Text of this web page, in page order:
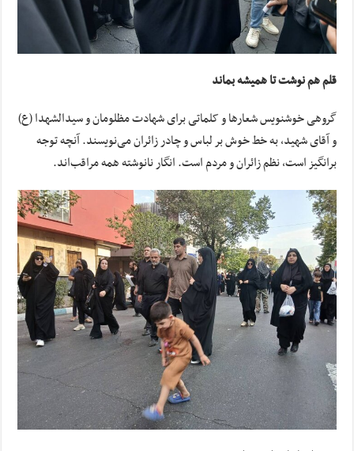
قلم هم نوشت تا همیشه بماند
گروهی خوشنویس شعارها و کلماتی برای شهادت مظلومان و سیدالشهدا (ع)
و آقای شهید، به خط خوش بر لباس و چادر زائران می‌نویسند. آنچه توجه
برانگیز است، نظم زائران و مردم است. انگار نانوشته همه مراقب‌اند.